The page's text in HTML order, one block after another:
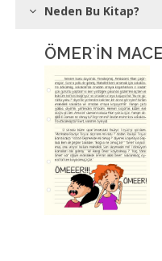
Neden Bu Kitap?
ÖMER`İN